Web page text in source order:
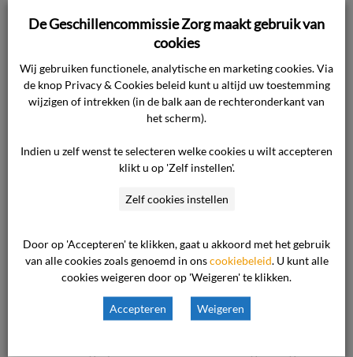
meetbedrijf] heeft niet opgeruimd en er zijn
geen nauwkeurige metingen verricht. De firma
[naam meetbedrijf] heeft alleen een meting
verricht in de kamer waar de barometer is
gevallen. De zorgaanbieder is van de meting van
zorgaanbieder de cliënte geadviseerd om het
Verbond van Verzekeraars te benaderen en een
klacht tegen de eigen verzekeraar in te dienen,
en een nameting alsnog worden vergoed. Dit
advies heef de cliënte naast zich neergelegd.
Omdat er niet professioneel is opgeruimd en
niet adequaat is gemeten, is de kans groot dat
De Geschillencommissie Zorg maakt gebruik van
cookies
Wij gebruiken functionele, analytische en marketing cookies. Via
de knop Privacy & Cookies beleid kunt u altijd uw toestemming
wijzigen of intrekken (in de balk aan de rechteronderkant van
het scherm).
Indien u zelf wenst te selecteren welke cookies u wilt accepteren
klikt u op 'Zelf instellen'.
Zelf cookies instellen
Door op 'Accepteren' te klikken, gaat u akkoord met het gebruik
van alle cookies zoals genoemd in onscookiebeleid . U kunt alle
cookies weigeren door op 'Weigeren' te klikken.
Accepteren Weigeren